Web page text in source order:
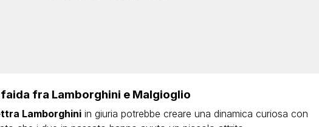
faida fra Lamborghini e Malgioglio
Lamborghiniin giuria potrebbe creare una dinamica curiosa con